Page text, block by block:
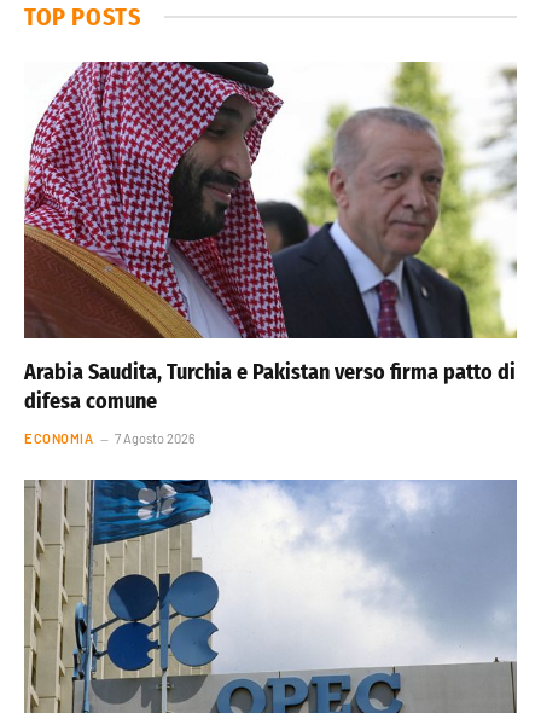
TOP POSTS
Arabia Saudita, Turchia e Pakistan verso firma patto di
difesa comune
ECONOMIA 7 Agosto 2026